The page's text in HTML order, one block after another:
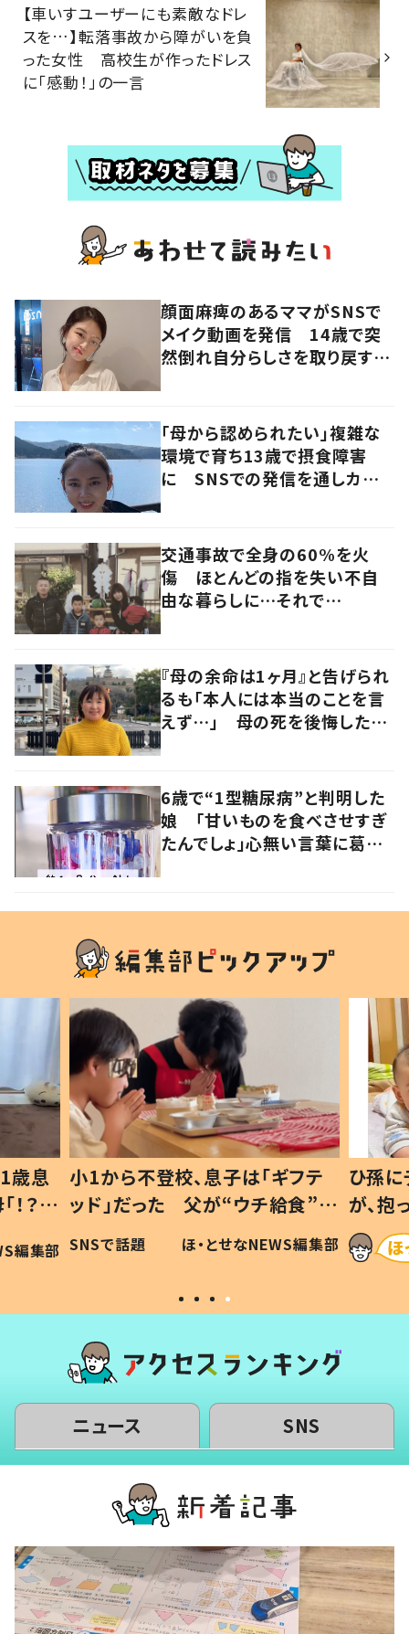
【車いすユーザーにも素敵なドレ
スを…】転落事故から障がいを負
った女性 高校生が作ったドレス
に「感動！」の一言
顔面麻痺のあるママがSNSで
メイク動画を発信 14歳で突
然倒れ自分らしさを取り戻すま
「母から認められたい」複雑な
環境で育ち13歳で摂食障害
に SNSでの発信を通しカウン
交通事故で全身の60%を火
傷 ほとんどの指を失い不自
由な暮らしに…それで
『母の余命は1ヶ月』と告げられ
るも「本人には本当のことを言
えず…」 母の死を後悔した女
6歳で“1型糖尿病”と判明した
娘 「甘いものを食べさせすぎ
たんでしょ」心無い言葉に葛藤
歳息
？」
編集部
小1から不登校、息子は「ギフテ
ッド」だった 父が“ウチ給食”を
作り続ける理由とは #令和の親
#令和の子
SNSで話題 ほ・とせなNEWS編集部
ひ孫
が、
「涙が
い」
ニュース SNS